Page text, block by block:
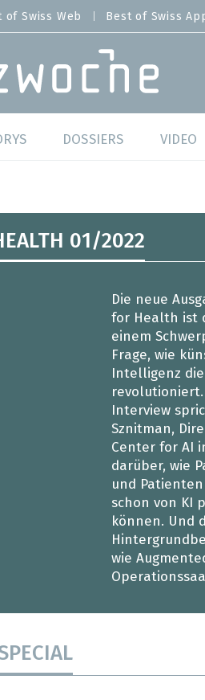
of Swiss Web Best of Swiss
DOSSIERS
Best of Swiss
SAP S/4 Hana
Arbeitswelten
Gesundheit wird
Blockchain
EU-DSGVO
XaaS, Managed
Digital Banking
» alle Dossiers
VIDEO
01/2022
Die neue
for Health ist
einem
Frage, wie
Intelligenz die
revolutioniert.
Interview
Sznitman,
Center for AI
darüber, wie
und
schon von KI
können. Und
wie